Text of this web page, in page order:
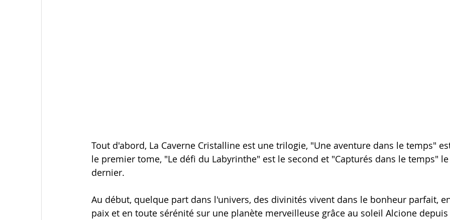
Tout d'abord, La Caverne Cristalline est une trilogie, "Une aventure dans le temps"
le premier tome, "Le défi du Labyrinthe" est le second et "Capturés dans le temps"
dernier.
Au début, quelque part dans l'univers, des divinités vivent dans le bonheur parfait,
paix et en toute sérénité sur une planète merveilleuse grâce au soleil Alcione depuis